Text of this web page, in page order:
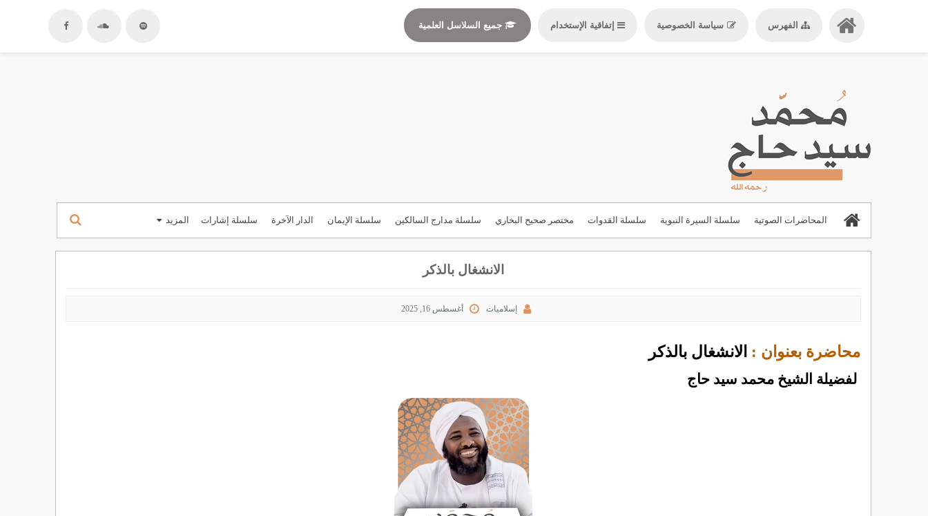
الفهرس سياسة الخصوصية إتفاقية الإستخدام جميع السلاسل العلمية
المحاضرات الصوتية سلسلة السيرة النبوية سلسلة القدوات مختصر صحيح البخاري سلسلة مدارج السالكين سلسلة الإيمان الدار الآخرة سلسلة إشارات المزيد
المحاضرات والدروس
الانشغال بالذكر
إسلاميات أغسطس 16, 2025
محاضرة بعنوان : الانشغال بالذكر
لفضيلة الشيخ محمد سيد حاج